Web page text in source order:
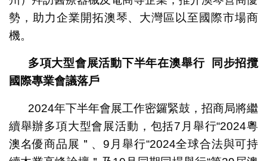
勢，助力企業開拓澳琴、大灣區以至國際市場商
機。
多項大型會展活動下半年在澳舉行
同步招攬
國際專業會議落戶
2024年下半年會展工作密鑼緊鼓，招商局將繼
續舉辦多項大型會展活動，包括7月舉行“2024粵
澳名優商品展＂、9月舉行“2024全球合法與可持